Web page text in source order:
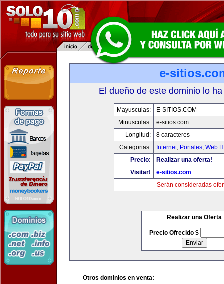
e-
El dueño de este dominio lo
Mayusculas:
E-SITIOS.COM
Minusculas:
e-sitios.com
Longitud:
8 caracteres
Categorias:
Internet, Portales, Web
Precio:
Realizar una oferta!
Visitar!
e-sitios.com
Serán consideradas
Realizar una Oferta
Precio Ofrecido $
Otros dominios en venta: